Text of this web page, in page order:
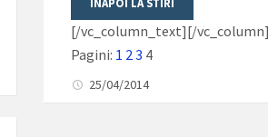
[/vc_column_text][/
Pagini: 1 2 3 4
25/04/2014